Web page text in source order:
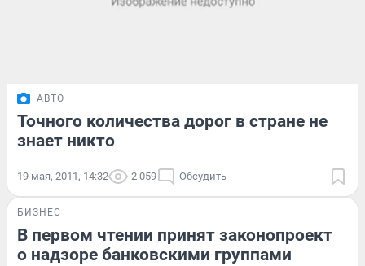
АВТО
Точного количества дорог в стране не
знает никто
19 мая, 2011, 14:32 2 059 Обсудить
БИЗНЕС
В первом чтении принят законопроект
о надзоре банковскими группами